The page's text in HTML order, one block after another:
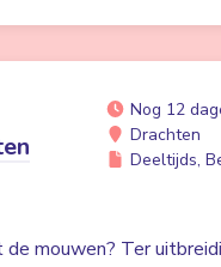
Nog 12
Drachten
Deeltijds,
mouwen? Ter